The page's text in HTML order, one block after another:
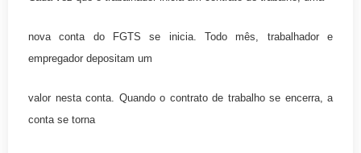
nova conta do FGTS se inicia. Todo mês, trabalhador e
empregador depositam um
valor nesta conta. Quando o contrato de trabalho se encerra, a
conta se torna